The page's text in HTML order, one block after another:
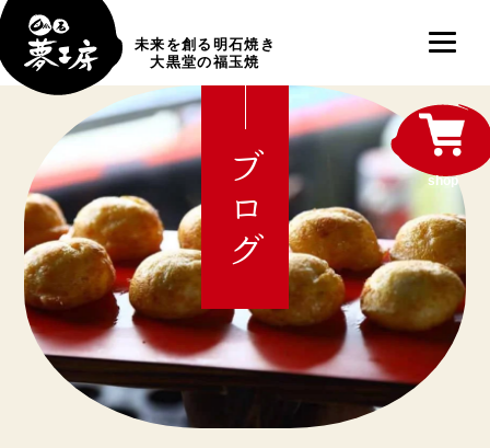
未来を創る明石焼き
大黒堂の福玉焼
ブログ shop